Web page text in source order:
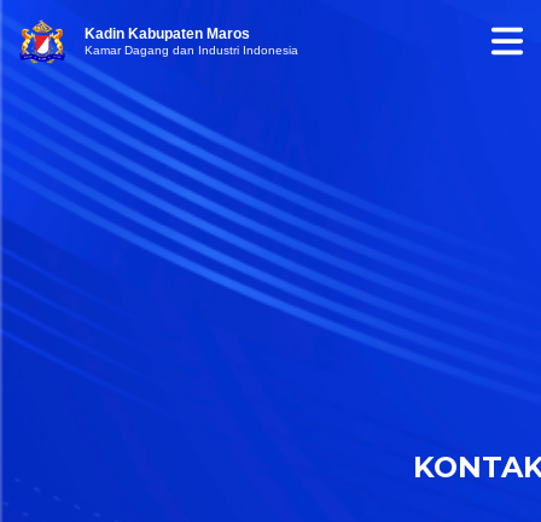
Kadin Kabupaten Maros
Kamar Dagang dan Industri Indonesia